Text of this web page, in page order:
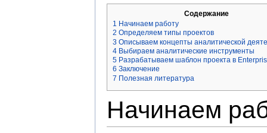
Содержание
1 Начинаем работу
2 Определяем типы проектов
3 Описываем концепты аналитической
4 Выбираем аналитические инструменты
5 Разрабатываем шаблон проекта в
6 Заключение
7 Полезная литература
Начинаем